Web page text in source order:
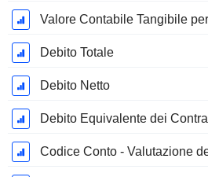
Valore Contabile Tangibile
Debito Totale
Debito Netto
Codice Conto - Valutazione